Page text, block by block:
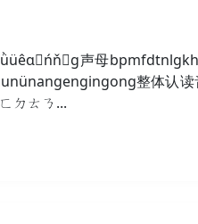
声母
整体认
ㄉㄊㄋ...